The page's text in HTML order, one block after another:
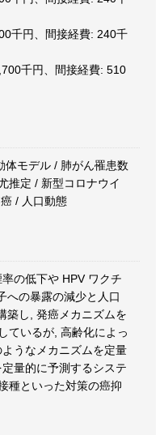
千円、間接経費: 240千
千円、間接経費: 510
体モデル / 肺がん罹患数
推定 / 新型コロナウイ
/ 人口動態
の低下や HPV ワクチ
への暴露の減少と人口
築し, 発癌メカニズムを
ているが, 高齢化によっ
うなメカニズムを定量
量的に予測するシステ
種といった対策の癌抑